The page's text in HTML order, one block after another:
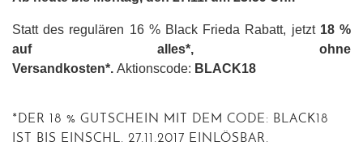
Statt des regulären 16 % Black Frieda Rabatt, jetzt 18 %
auf alles*, ohne
Versandkosten*. Aktionscode: BLACK18
*DER 18 % GUTSCHEIN MIT DEM CODE: BLACK18
IST BIS EINSCHL. 27.11.2017 EINLÖSBAR.